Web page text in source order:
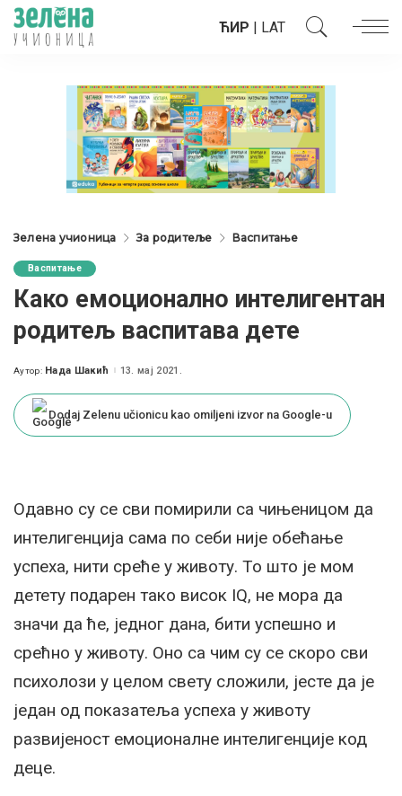
ЋИР | LAT
Зелена учионица За родитеље Васпитање
Васпитање
Како емоционално интелигентан
родитељ васпитава дете
Posted
Аутор: Нада Шакић 13. мај 2021.
Dodaj Zelenu učionicu kao omiljeni izvor na Google-u
Одавно су се сви помирили са чињеницом да
интелигенција сама по себи није обећање
успеха, нити среће у животу. То што је мом
детету подарен тако висок IQ, не мора да
значи да ће, једног дана, бити успешно и
срећно у животу. Оно са чим су се скоро сви
психолози у целом свету сложили, јесте да је
један од показатеља успеха у животу
развијеност емоционалне интелигенције код
деце.